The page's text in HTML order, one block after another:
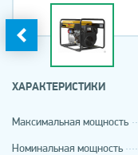
ХАРАКТЕРИСТИКИ
Максимальная мощность
Номинальная мощность